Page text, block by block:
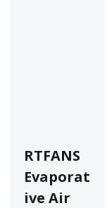
RTFANS
Evaporat
ive Air